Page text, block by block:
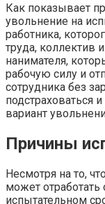
Как показывает
увольнение на
работника,
труда, коллектив
нанимателя,
рабочую силу и
сотрудника без
подстраховаться
вариант
Причины
Несмотря на то,
может
испытательном